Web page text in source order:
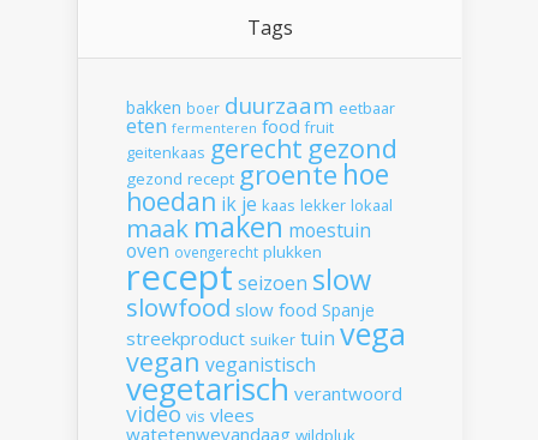
Tags
bakken boer duurzaam eetbaar
eten fermenteren food fruit
geitenkaas gerecht gezond
gezond recept groente hoe
hoedan ik je kaas lekker lokaal
maak maken moestuin
oven ovengerecht plukken
recept seizoen slow
slowfood slow food Spanje
streekproduct suiker tuin vega
vegan veganistisch
vegetarisch verantwoord
video vis vlees
watetenwevandaag wildpluk